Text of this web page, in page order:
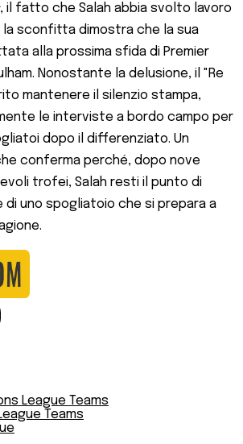
, il fatto che Salah abbia svolto lavoro
sconfitta dimostra che la sua
alla prossima sfida di Premier
Nonostante la delusione, il "Re
mantenere il silenzio stampa,
le interviste a bordo campo per
dopo il differenziato. Un
conferma perché, dopo nove
trofei, Salah resti il punto di
uno spogliatoio che si prepara a
League Teams
Teams